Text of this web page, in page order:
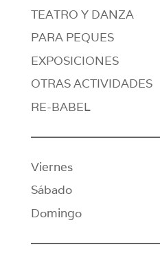
TEATRO Y DANZA
PARA PEQUES
EXPOSICIONES
OTRAS ACTIVIDADES
RE-BABEL
Viernes
Sábado
Domingo